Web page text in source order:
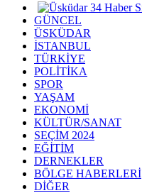
GÜNCEL
ÜSKÜDAR
İSTANBUL
TÜRKİYE
POLİTİKA
SPOR
YAŞAM
EKONOMİ
KÜLTÜR/SANAT
SEÇİM 2024
EĞİTİM
DERNEKLER
BÖLGE HABERLERİ
DİĞER